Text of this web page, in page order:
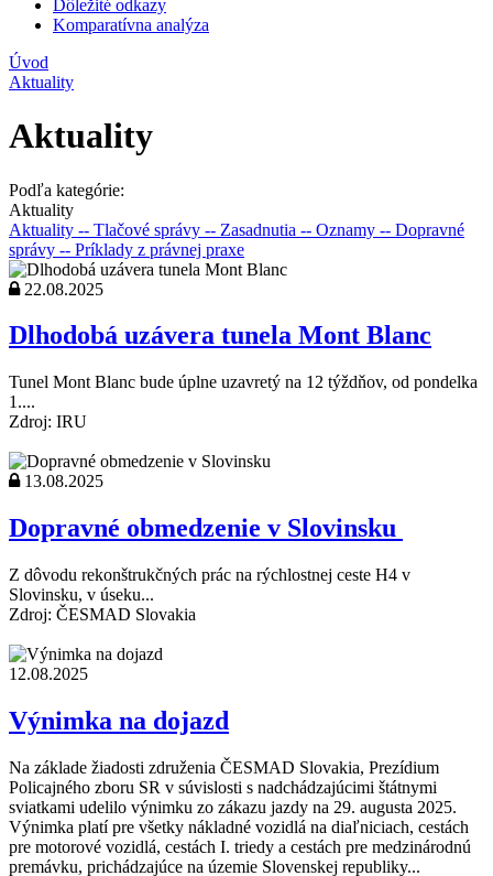
Dôležité odkazy
Komparatívna analýza
Úvod
Aktuality
Aktuality
Podľa kategórie:
Aktuality
Aktuality -- Tlačové správy -- Zasadnutia -- Oznamy -- Dopravné
správy -- Príklady z právnej praxe
22.08.2025
Dlhodobá uzávera tunela Mont Blanc
Tunel Mont Blanc bude úplne uzavretý na 12 týždňov, od pondelka
1....
Zdroj: IRU
13.08.2025
Dopravné obmedzenie v Slovinsku
Z dôvodu rekonštrukčných prác na rýchlostnej ceste H4 v
Slovinsku, v úseku...
Zdroj: ČESMAD Slovakia
12.08.2025
Výnimka na dojazd
Na základe žiadosti združenia ČESMAD Slovakia, Prezídium
Policajného zboru SR v súvislosti s nadchádzajúcimi štátnymi
sviatkami udelilo výnimku zo zákazu jazdy na 29. augusta 2025.
Výnimka platí pre všetky nákladné vozidlá na diaľniciach, cestách
pre motorové vozidlá, cestách I. triedy a cestách pre medzinárodnú
premávku, prichádzajúce na územie Slovenskej republiky...